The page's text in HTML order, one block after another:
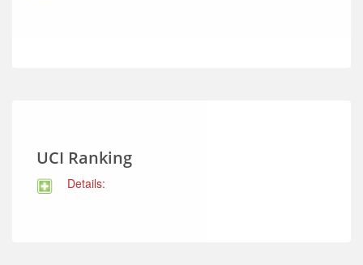
UCI Ranking
Details: